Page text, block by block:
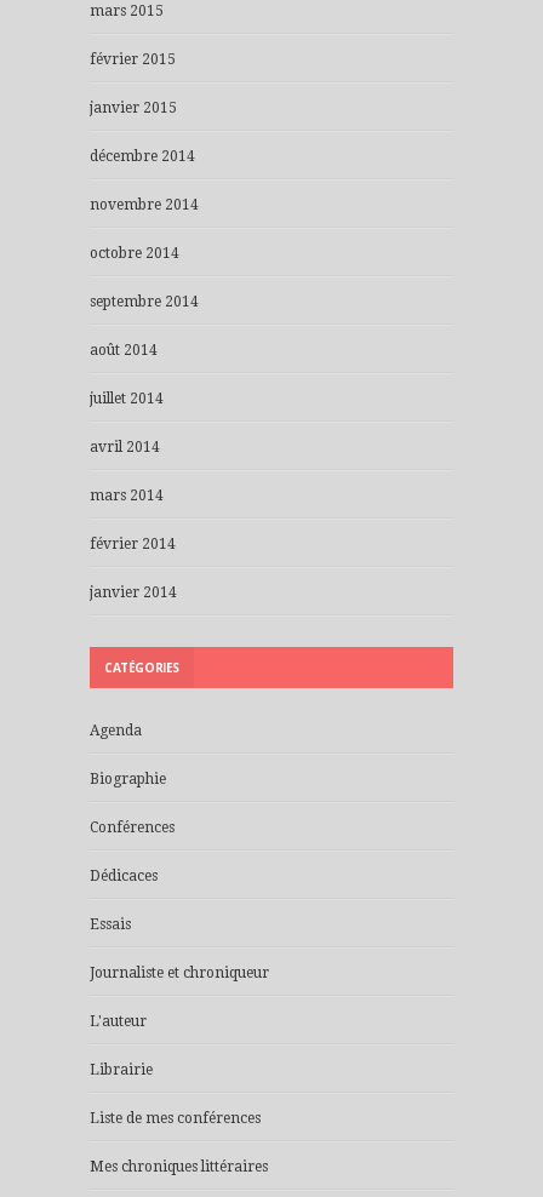
mars 2015
février 2015
janvier 2015
décembre 2014
novembre 2014
octobre 2014
septembre 2014
août 2014
juillet 2014
avril 2014
mars 2014
février 2014
janvier 2014
CATÉGORIES
Agenda
Biographie
Conférences
Dédicaces
Essais
Journaliste et chroniqueur
L'auteur
Librairie
Liste de mes conférences
Mes chroniques littéraires